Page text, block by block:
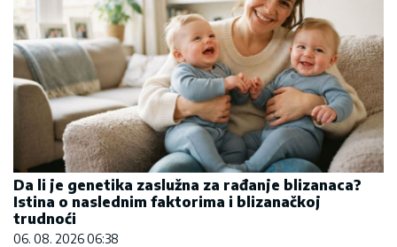
Da li je genetika zaslužna za rađanje blizanaca?
Istina o naslednim faktorima i blizanačkoj
trudnoći
06. 08. 2026 06:38